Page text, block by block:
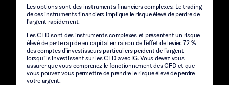
Les options sont des instruments financiers complexes. Le trading
de ces instruments financiers implique le risque élevé de perdre de
l'argent rapidement.
Les CFD sont des instruments complexes et présentent un risque
élevé de perte rapide en capital en raison de l’effet de levier. 72 %
des comptes d’investisseurs particuliers perdent de l’argent
lorsqu’ils investissent sur les CFD avec IG. Vous devez vous
assurer que vous comprenez le fonctionnement des CFD et que
vous pouvez vous permettre de prendre le risque élevé de perdre
votre argent.